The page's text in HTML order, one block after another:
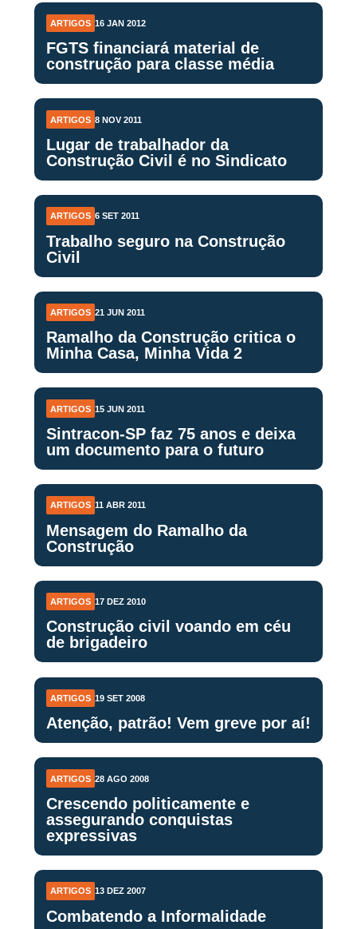
ARTIGOS 16 JAN 2012
FGTS financiará material de
construção para classe média
ARTIGOS 8 NOV 2011
Lugar de trabalhador da
Construção Civil é no Sindicato
ARTIGOS 6 SET 2011
Trabalho seguro na Construção
Civil
ARTIGOS 21 JUN 2011
Ramalho da Construção critica o
Minha Casa, Minha Vida 2
ARTIGOS 15 JUN 2011
Sintracon-SP faz 75 anos e deixa
um documento para o futuro
ARTIGOS 11 ABR 2011
Mensagem do Ramalho da
Construção
ARTIGOS 17 DEZ 2010
Construção civil voando em céu
de brigadeiro
ARTIGOS 19 SET 2008
Atenção, patrão! Vem greve por aí!
ARTIGOS 28 AGO 2008
Crescendo politicamente e
assegurando conquistas
expressivas
ARTIGOS 13 DEZ 2007
Combatendo a Informalidade